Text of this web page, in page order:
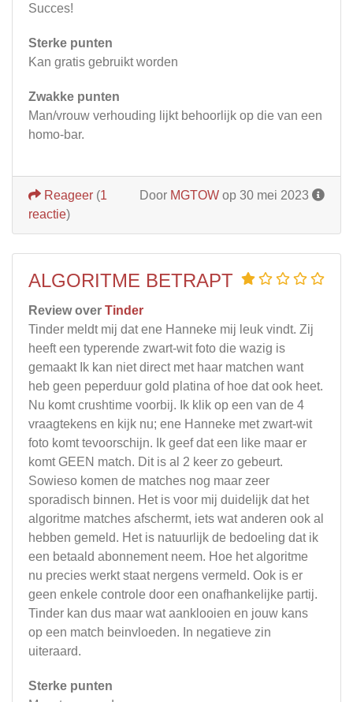
Succes!
Sterke punten
Kan gratis gebruikt worden
Zwakke punten
Man/vrouw verhouding lijkt behoorlijk op die van een
homo-bar.
Door MGTOW op 30 mei 2023
Reageer (1
reactie)
ALGORITME BETRAPT
Review over Tinder
Tinder meldt mij dat ene Hanneke mij leuk vindt. Zij
heeft een typerende zwart-wit foto die wazig is
gemaakt Ik kan niet direct met haar matchen want
heb geen peperduur gold platina of hoe dat ook heet.
Nu komt crushtime voorbij. Ik klik op een van de 4
vraagtekens en kijk nu; ene Hanneke met zwart-wit
foto komt tevoorschijn. Ik geef dat een like maar er
komt GEEN match. Dit is al 2 keer zo gebeurt.
Sowieso komen de matches nog maar zeer
sporadisch binnen. Het is voor mij duidelijk dat het
algoritme matches afschermt, iets wat anderen ook al
hebben gemeld. Het is natuurlijk de bedoeling dat ik
een betaald abonnement neem. Hoe het algoritme
nu precies werkt staat nergens vermeld. Ook is er
geen enkele controle door een onafhankelijke partij.
Tinder kan dus maar wat aanklooien en jouw kans
op een match beinvloeden. In negatieve zin
uiteraard.
Sterke punten